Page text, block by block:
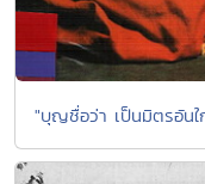
"บุญชื่อว่า เป็นมิตรอัน